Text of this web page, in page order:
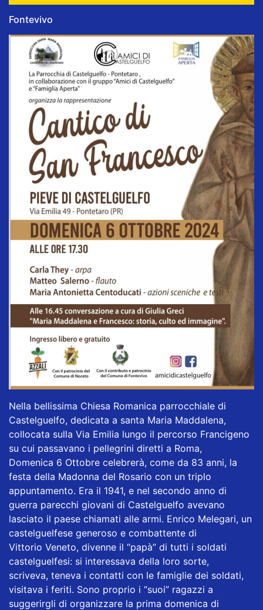
Fontevivo
Nella bellissima Chiesa Romanica parrocchiale di
Castelguelfo, dedicata a santa Maria Maddalena,
collocata sulla Via Emilia lungo il percorso Francigeno
su cui passavano i pellegrini diretti a Roma,
Domenica 6 Ottobre celebrerà, come da 83 anni, la
festa della Madonna del Rosario con un triplo
appuntamento. Era il 1941, e nel secondo anno di
guerra parecchi giovani di Castelguelfo avevano
lasciato il paese chiamati alle armi. Enrico Melegari, un
castelguelfese generoso e combattente di
Vittorio Veneto, divenne il “papà” di tutti i soldati
castelguelfesi: si interessava della loro sorte,
scriveva, teneva i contatti con le famiglie dei soldati,
visitava i feriti. Sono proprio i “suoi” ragazzi a
suggerirgli di organizzare la prima domenica di